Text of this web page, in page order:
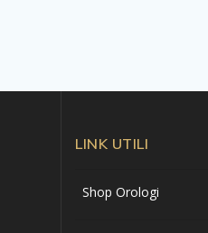
LINK UTILI
Shop Orologi